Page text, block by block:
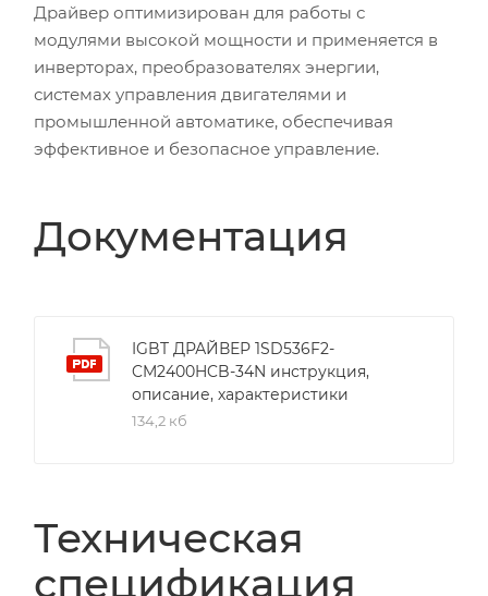
Драйвер оптимизирован для работы с
модулями высокой мощности и применяется в
инверторах, преобразователях энергии,
системах управления двигателями и
промышленной автоматике, обеспечивая
эффективное и безопасное управление.
Документация
IGBT ДРАЙВЕР 1SD536F2-
CM2400HCB-34N инструкция,
описание, характеристики
134,2 кб
Техническая
спецификация